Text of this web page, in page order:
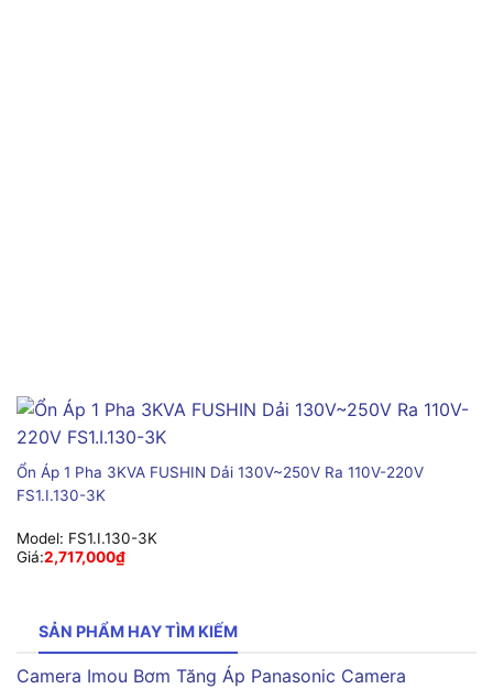
Ổn Áp 1 Pha 3KVA FUSHIN Dải 130V~250V Ra 110V-220V
FS1.I.130-3K
Model: FS1.I.130-3K
Giá:2,717,000₫
SẢN PHẨM HAY TÌM KIẾM
Camera Imou Bơm Tăng Áp Panasonic Camera